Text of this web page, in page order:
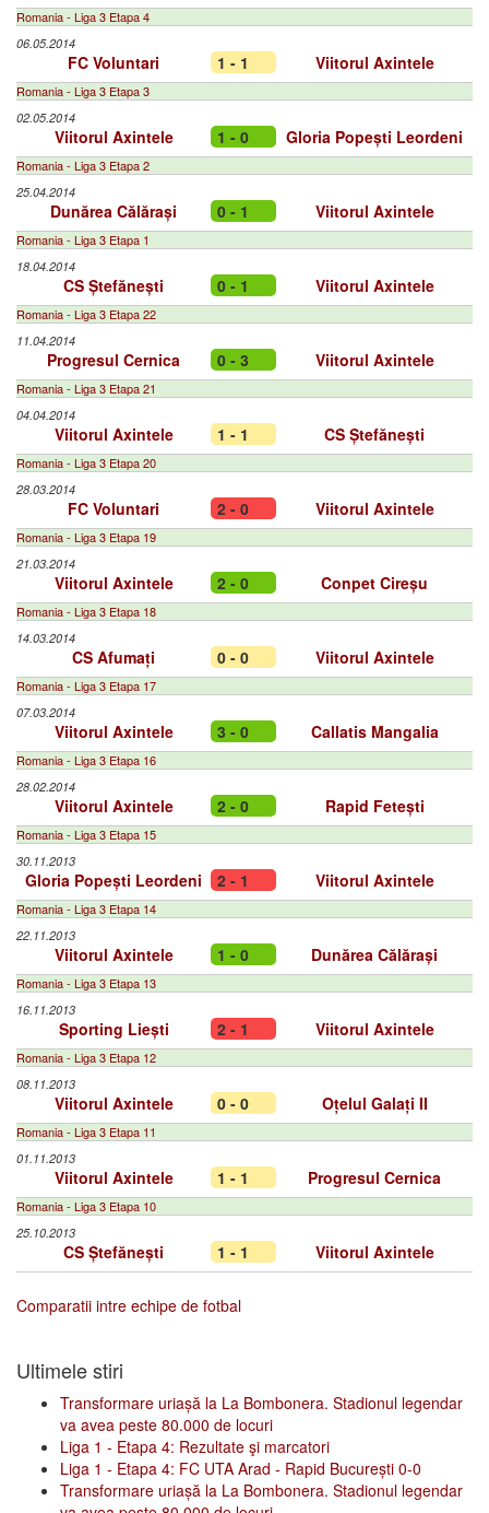
Romania - Liga 3 Etapa 4
06.05.2014
FC Voluntari 1 - 1 Viitorul Axintele
Romania - Liga 3 Etapa 3
02.05.2014
Viitorul Axintele 1 - 0 Gloria Popești Leordeni
Romania - Liga 3 Etapa 2
25.04.2014
Dunărea Călărași 0 - 1 Viitorul Axintele
Romania - Liga 3 Etapa 1
18.04.2014
CS Ștefănești 0 - 1 Viitorul Axintele
Romania - Liga 3 Etapa 22
11.04.2014
Progresul Cernica 0 - 3 Viitorul Axintele
Romania - Liga 3 Etapa 21
04.04.2014
Viitorul Axintele 1 - 1 CS Ștefănești
Romania - Liga 3 Etapa 20
28.03.2014
FC Voluntari 2 - 0 Viitorul Axintele
Romania - Liga 3 Etapa 19
21.03.2014
Viitorul Axintele 2 - 0 Conpet Cireșu
Romania - Liga 3 Etapa 18
14.03.2014
CS Afumați 0 - 0 Viitorul Axintele
Romania - Liga 3 Etapa 17
07.03.2014
Viitorul Axintele 3 - 0 Callatis Mangalia
Romania - Liga 3 Etapa 16
28.02.2014
Viitorul Axintele 2 - 0 Rapid Fetești
Romania - Liga 3 Etapa 15
30.11.2013
Gloria Popești Leordeni 2 - 1 Viitorul Axintele
Romania - Liga 3 Etapa 14
22.11.2013
Viitorul Axintele 1 - 0 Dunărea Călărași
Romania - Liga 3 Etapa 13
16.11.2013
Sporting Liești 2 - 1 Viitorul Axintele
Romania - Liga 3 Etapa 12
08.11.2013
Viitorul Axintele 0 - 0 Oțelul Galați II
Romania - Liga 3 Etapa 11
01.11.2013
Viitorul Axintele 1 - 1 Progresul Cernica
Romania - Liga 3 Etapa 10
25.10.2013
CS Ștefănești 1 - 1 Viitorul Axintele
Comparatii intre echipe de fotbal
Ultimele stiri
Transformare uriașă la La Bombonera. Stadionul legendar
va avea peste 80.000 de locuri
Liga 1 - Etapa 4: Rezultate şi marcatori
Liga 1 - Etapa 4: FC UTA Arad - Rapid București 0-0
Transformare uriașă la La Bombonera. Stadionul legendar